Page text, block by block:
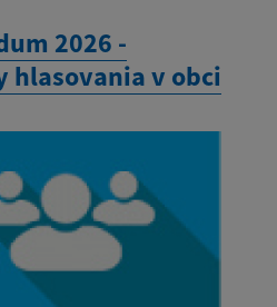
2026 -
hlasovania v obci